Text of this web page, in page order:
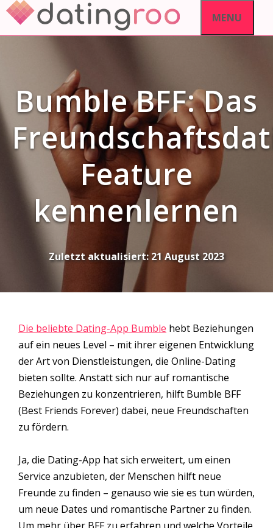
Skip
content
MENU
Bumble BFF: Das
Feature
kennenlernen
Zuletzt aktualisiert: 21 August 2023
Die beliebte Dating-App Bumble hebt Beziehungen
auf ein neues Level – mit ihrer eigenen Entwicklung
der Art von Dienstleistungen, die Online-Dating
bieten sollte. Anstatt sich nur auf romantische
Beziehungen zu konzentrieren, hilft Bumble BFF
(Best Friends Forever) dabei, neue Freundschaften
zu fördern.
Ja, die Dating-App hat sich erweitert, um einen
Service anzubieten, der Menschen hilft neue
Freunde zu finden – genauso wie sie es tun würden,
um neue Dates und romantische Partner zu finden.